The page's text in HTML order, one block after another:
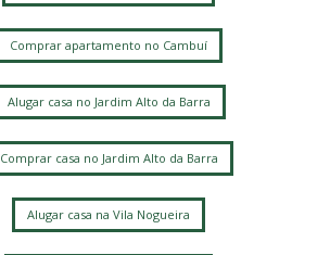
Comprar apartamento no Cambuí
Alugar casa no Jardim Alto da Barra
Comprar casa no Jardim Alto da Barra
Alugar casa na Vila Nogueira